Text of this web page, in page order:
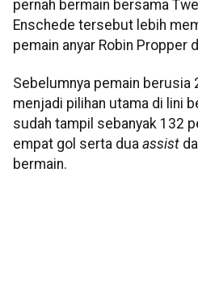
pernah bermain bersama
Enschede tersebut lebih
pemain anyar Robin Propper
Sebelumnya pemain berusia
menjadi pilihan utama di lini
sudah tampil sebanyak 132
empat gol serta dua assist
bermain.